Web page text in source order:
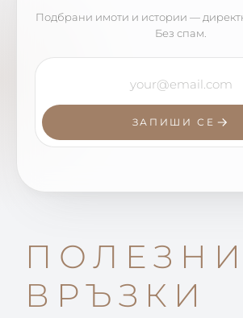
Подбрани имоти и истории —
Без спам.
ЗАПИШИ СЕ
ПОЛЕЗНИ
ВРЪЗКИ